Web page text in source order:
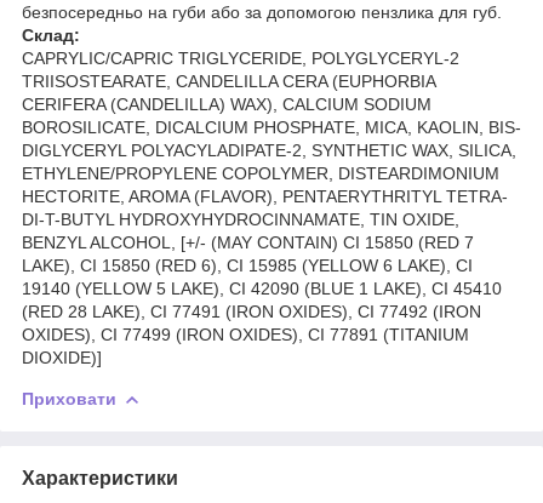
безпосередньо на губи або за допомогою пензлика для губ.
Склад:
CAPRYLIC/CAPRIC TRIGLYCERIDE, POLYGLYCERYL-2
TRIISOSTEARATE, CANDELILLA CERA (EUPHORBIA
CERIFERA (CANDELILLA) WAX), CALCIUM SODIUM
BOROSILICATE, DICALCIUM PHOSPHATE, MICA, KAOLIN, BIS-
DIGLYCERYL POLYACYLADIPATE-2, SYNTHETIC WAX, SILICA,
ETHYLENE/PROPYLENE COPOLYMER, DISTEARDIMONIUM
HECTORITE, AROMA (FLAVOR), PENTAERYTHRITYL TETRA-
DI-T-BUTYL HYDROXYHYDROCINNAMATE, TIN OXIDE,
BENZYL ALCOHOL, [+/- (MAY CONTAIN) CI 15850 (RED 7
LAKE), CI 15850 (RED 6), CI 15985 (YELLOW 6 LAKE), CI
19140 (YELLOW 5 LAKE), CI 42090 (BLUE 1 LAKE), CI 45410
(RED 28 LAKE), CI 77491 (IRON OXIDES), CI 77492 (IRON
OXIDES), CI 77499 (IRON OXIDES), CI 77891 (TITANIUM
DIOXIDE)]
Приховати
Характеристики